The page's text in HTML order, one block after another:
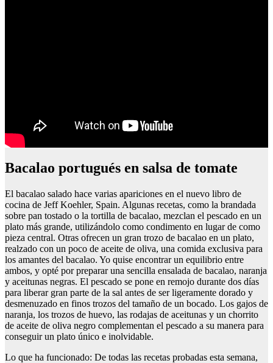
bacalao portugués en salsa de tomate
El bacalao salado hace varias apariciones en el nuevo libro de
cocina de Jeff Koehler, Spain. Algunas recetas, como la brandada
sobre pan tostado o la tortilla de bacalao, mezclan el pescado en un
plato más grande, utilizándolo como condimento en lugar de como
pieza central. Otras ofrecen un gran trozo de bacalao en un plato,
realzado con un poco de aceite de oliva, una comida exclusiva para
los amantes del bacalao. Yo quise encontrar un equilibrio entre
ambos, y opté por preparar una sencilla ensalada de bacalao, naranja
y aceitunas negras. El pescado se pone en remojo durante dos días
para liberar gran parte de la sal antes de ser ligeramente dorado y
desmenuzado en finos trozos del tamaño de un bocado. Los gajos de
naranja, los trozos de huevo, las rodajas de aceitunas y un chorrito
de aceite de oliva negro complementan el pescado a su manera para
conseguir un plato único e inolvidable.
Lo que ha funcionado: De todas las recetas probadas esta semana,